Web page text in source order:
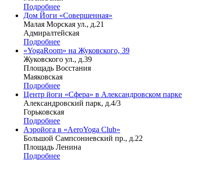
Подробнее
Дом Йоги «Совершенная»
Малая Морская ул., д.21
Адмиралтейская
Подробнее
«YogaRoom» на Жуковского, 39
Жуковского ул., д.39
Площадь Восстания
Маяковская
Подробнее
Центр йоги «Сфера» в Александровском парке
Александровский парк, д.4/3
Горьковская
Подробнее
Аэройога в «AeroYoga Club»
Большой Сампсониевский пр., д.22
Площадь Ленина
Подробнее